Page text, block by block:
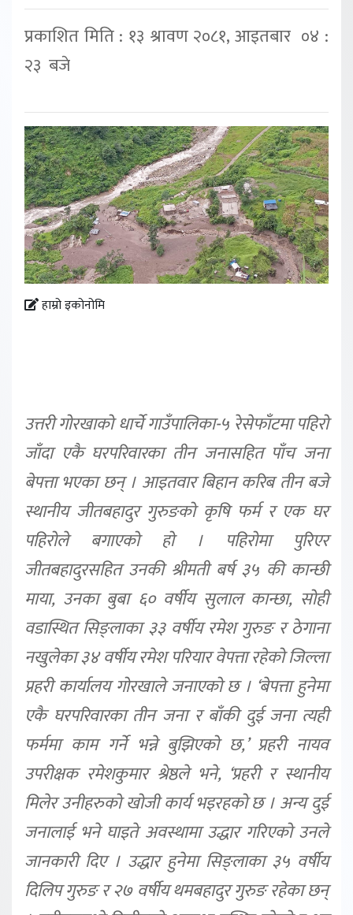
प्रकाशित मिति : १३ श्रावण २०८१, आइतबार ०४ :
२३ बजे
हाम्रो इकोनोमि
उत्तरी गोरखाको धार्चे गाउँपालिका-५ रेसेफाँटमा पहिरो
जाँदा एकै घरपरिवारका तीन जनासहित पाँच जना
बेपत्ता भएका छन् । आइतवार बिहान करिब तीन बजे
स्थानीय जीतबहादुर गुरुङको कृषि फर्म र एक घर
पहिरोले बगाएको हो । पहिरोमा पुरिएर
जीतबहादुरसहित उनकी श्रीमती बर्ष ३५ की कान्छी
माया, उनका बुबा ६० वर्षीय सुलाल कान्छा, सोही
वडास्थित सिङ्लाका ३३ वर्षीय रमेश गुरुङ र ठेगाना
नखुलेका ३४ वर्षीय रमेश परियार वेपत्ता रहेको जिल्ला
प्रहरी कार्यालय गोरखाले जनाएको छ । ‘बेपत्ता हुनेमा
एकै घरपरिवारका तीन जना र बाँकी दुई जना त्यही
फर्ममा काम गर्ने भन्ने बुझिएको छ,’ प्रहरी नायव
उपरीक्षक रमेशकुमार श्रेष्ठले भने, ‘प्रहरी र स्थानीय
मिलेर उनीहरुको खोजी कार्य भइरहको छ । अन्य दुई
जनालाई भने घाइते अवस्थामा उद्धार गरिएको उनले
जानकारी दिए । उद्धार हुनेमा सिङ्लाका ३५ वर्षीय
दिलिप गुरुङ र २७ वर्षीय थमबहादुर गुरुङ रहेका छन्